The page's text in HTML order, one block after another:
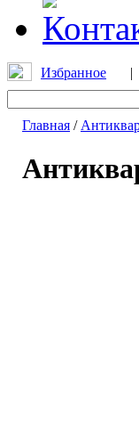
Избранное |
Главная /